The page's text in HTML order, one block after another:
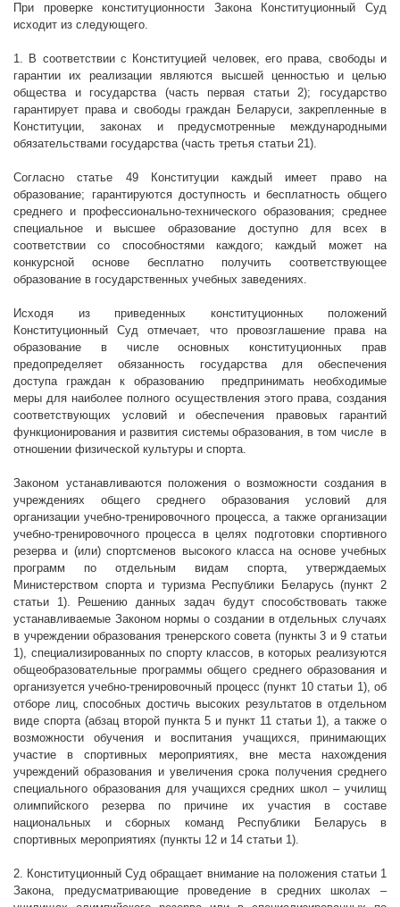
При проверке конституционности Закона Конституционный Суд
исходит из следующего.
1. В соответствии с Конституцией человек, его права, свободы и
гарантии их реализации являются высшей ценностью и целью
общества и государства (часть первая статьи 2); государство
гарантирует права и свободы граждан Беларуси, закрепленные в
Конституции, законах и предусмотренные международными
обязательствами государства (часть третья статьи 21).
Согласно статье 49 Конституции каждый имеет право на
образование; гарантируются доступность и бесплатность общего
среднего и профессионально-технического образования; среднее
специальное и высшее образование доступно для всех в
соответствии со способностями каждого; каждый может на
конкурсной основе бесплатно получить соответствующее
образование в государственных учебных заведениях.
Исходя из приведенных конституционных положений
Конституционный Суд отмечает, что провозглашение права на
образование в числе основных конституционных прав
предопределяет обязанность государства для обеспечения
доступа граждан к образованию
предпринимать необходимые
меры для наиболее полного осуществления этого права, создания
соответствующих условий и обеспечения правовых гарантий
функционирования и развития системы образования, в том числе
в
отношении физической культуры и спорта.
Законом устанавливаются положения о возможности создания в
учреждениях общего среднего образования условий для
организации учебно-тренировочного процесса, а также организации
учебно-тренировочного процесса в целях подготовки спортивного
резерва и (или) спортсменов высокого класса на основе учебных
программ по отдельным видам спорта, утверждаемых
Министерством спорта и туризма Республики Беларусь (пункт 2
статьи 1). Решению данных задач будут способствовать также
устанавливаемые Законом нормы о создании в отдельных случаях
в учреждении образования тренерского совета (пункты 3 и 9 статьи
1), специализированных по спорту классов, в которых реализуются
общеобразовательные программы общего среднего образования и
организуется учебно-тренировочный процесс (пункт 10 статьи 1), об
отборе лиц, способных достичь высоких результатов в отдельном
виде спорта (абзац второй пункта 5 и пункт 11 статьи 1), а также о
возможности обучения и воспитания учащихся, принимающих
участие в спортивных мероприятиях, вне места нахождения
учреждений образования и увеличения срока получения среднего
специального образования для учащихся средних школ – училищ
олимпийского резерва по причине их участия в составе
национальных и сборных команд Республики Беларусь в
спортивных мероприятиях (пункты 12 и 14 статьи 1).
2. Конституционный Суд обращает внимание на положения статьи 1
Закона, предусматривающие проведение в средних школах –